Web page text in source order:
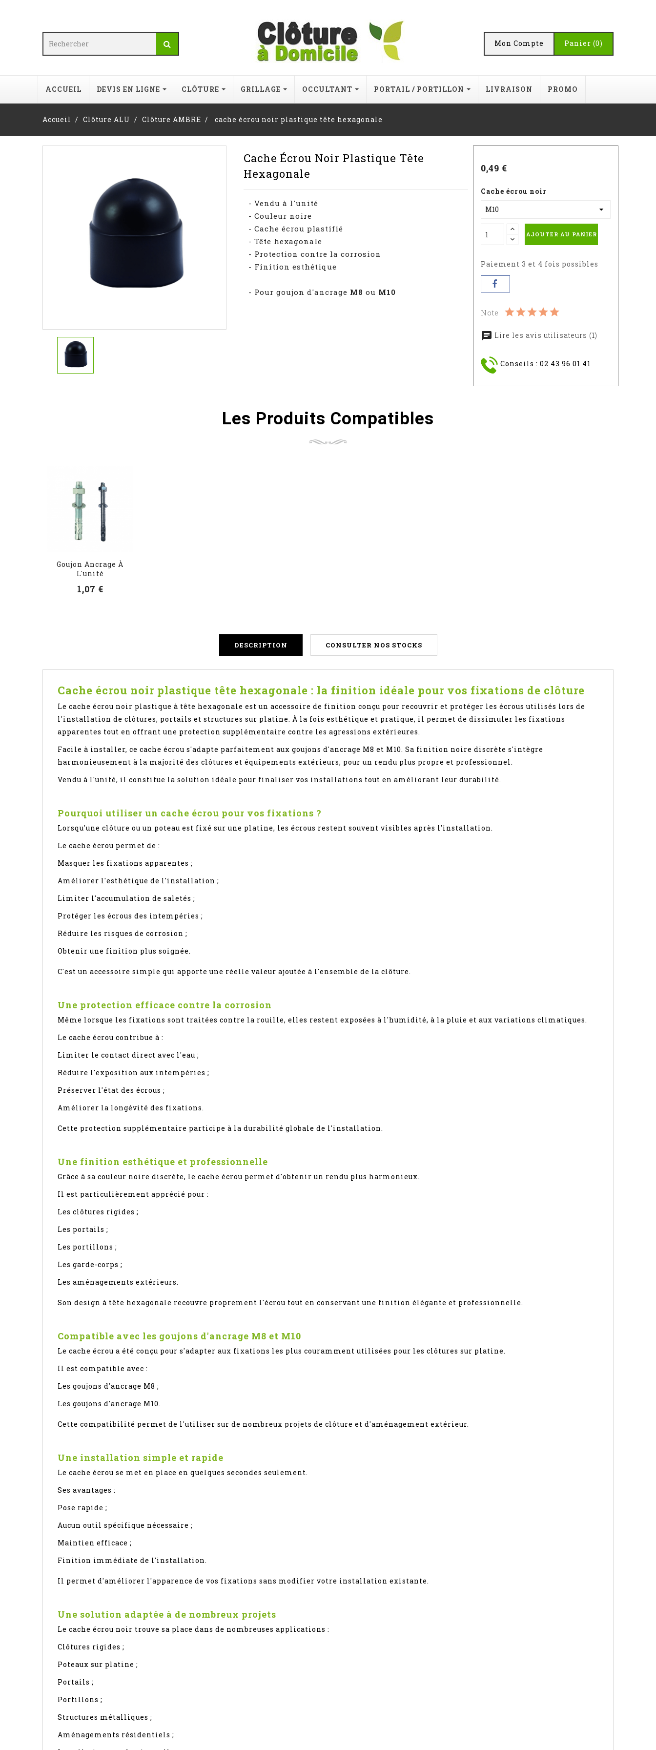
Panier (0)
Mon Compte
ACCUEIL DEVIS EN LIGNE CLÔTURE GRILLAGE OCCULTANT PORTAIL / PORTILLON LIVRAISON PROMO
Accueil Clôture ALU Clôture AMBRE cache écrou noir plastique tête hexagonale
Cache Écrou Noir Plastique Tête
Hexagonale
- Vendu à l'unité
- Couleur noire
- Cache écrou plastifié
- Tête hexagonale
- Protection contre la corrosion
- Finition esthétique
- Pour goujon d'ancrage M8 ou M10
0,49 €
Cache écrou noir
AJOUTER AU PANIER
Paiement 3 et 4 fois possibles
Note
Lire les avis utilisateurs (1)
Conseils : 02 43 96 01 41
Les Produits Compatibles
Goujon Ancrage À
L'unité
1,07 €
DESCRIPTION CONSULTER NOS STOCKS
Cache écrou noir plastique tête hexagonale : la finition idéale pour vos fixations de clôture
Le cache écrou noir plastique à tête hexagonale est un accessoire de finition conçu pour recouvrir et protéger les écrous utilisés lors de
l'installation de clôtures, portails et structures sur platine. À la fois esthétique et pratique, il permet de dissimuler les fixations
apparentes tout en offrant une protection supplémentaire contre les agressions extérieures.
Facile à installer, ce cache écrou s'adapte parfaitement aux goujons d'ancrage M8 et M10. Sa finition noire discrète s'intègre
harmonieusement à la majorité des clôtures et équipements extérieurs, pour un rendu plus propre et professionnel.
Vendu à l'unité, il constitue la solution idéale pour finaliser vos installations tout en améliorant leur durabilité.
Pourquoi utiliser un cache écrou pour vos fixations ?
Lorsqu'une clôture ou un poteau est fixé sur une platine, les écrous restent souvent visibles après l'installation.
Le cache écrou permet de :
Masquer les fixations apparentes ;
Améliorer l'esthétique de l'installation ;
Limiter l'accumulation de saletés ;
Protéger les écrous des intempéries ;
Réduire les risques de corrosion ;
Obtenir une finition plus soignée.
C'est un accessoire simple qui apporte une réelle valeur ajoutée à l'ensemble de la clôture.
Une protection efficace contre la corrosion
Même lorsque les fixations sont traitées contre la rouille, elles restent exposées à l'humidité, à la pluie et aux variations climatiques.
Le cache écrou contribue à :
Limiter le contact direct avec l'eau ;
Réduire l'exposition aux intempéries ;
Préserver l'état des écrous ;
Améliorer la longévité des fixations.
Cette protection supplémentaire participe à la durabilité globale de l'installation.
Une finition esthétique et professionnelle
Grâce à sa couleur noire discrète, le cache écrou permet d'obtenir un rendu plus harmonieux.
Il est particulièrement apprécié pour :
Les clôtures rigides ;
Les portails ;
Les portillons ;
Les garde-corps ;
Les aménagements extérieurs.
Son design à tête hexagonale recouvre proprement l'écrou tout en conservant une finition élégante et professionnelle.
Compatible avec les goujons d'ancrage M8 et M10
Le cache écrou a été conçu pour s'adapter aux fixations les plus couramment utilisées pour les clôtures sur platine.
Il est compatible avec :
Les goujons d'ancrage M8 ;
Les goujons d'ancrage M10.
Cette compatibilité permet de l'utiliser sur de nombreux projets de clôture et d'aménagement extérieur.
Une installation simple et rapide
Le cache écrou se met en place en quelques secondes seulement.
Ses avantages :
Pose rapide ;
Aucun outil spécifique nécessaire ;
Maintien efficace ;
Finition immédiate de l'installation.
Il permet d'améliorer l'apparence de vos fixations sans modifier votre installation existante.
Une solution adaptée à de nombreux projets
Le cache écrou noir trouve sa place dans de nombreuses applications :
Clôtures rigides ;
Poteaux sur platine ;
Portails ;
Portillons ;
Structures métalliques ;
Aménagements résidentiels ;